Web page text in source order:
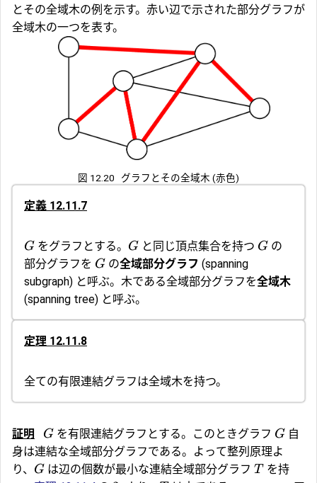
とその全域木の例を示す。赤い辺で示された部分グラフが
全域木の一つを表す。
図 12.20 グラフとその全域木 (赤色)
定義 12.11.7
G をグラフとする。 G と同じ頂点集合を持つ G の
部分グラフを G の全域部分グラフ (spanning
subgraph) と呼ぶ。木である全域部分グラフを全域木
(spanning tree) と呼ぶ。
定理 12.11.8
全ての有限連結グラフは全域木を持つ。
証明 G を有限連結グラフとする。このときグラフ G 自
身は連結な全域部分グラフである。よって整列原理よ
り、 G は辺の個数が最小な連結全域部分グラフ T を持